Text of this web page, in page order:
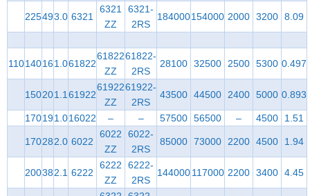
225493.0 6321
6321
ZZ
6321-
2RS
184000154000 2000 3200 8.09
110140161.061822
61822
ZZ
61822-
2RS
28100 32500 2500 5300 0.497
150201.161922
61922
ZZ
61922-
2RS
43500 44500 2400 5000 0.893
170191.016022 – – 57500 56500 – 4500 1.51
170282.0 6022
6022
ZZ
6022-
2RS
85000 73000 2200 4500 1.94
200382.1 6222
6222
ZZ
6222-
2RS
144000117000 2200 3400 4.45